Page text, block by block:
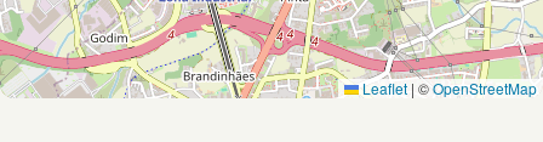
Leaflet | ©OpenStreetMap